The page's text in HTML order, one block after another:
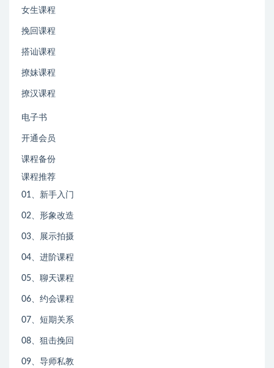
女生课程
挽回课程
搭讪课程
撩妹课程
撩汉课程
电子书
开通会员
课程备份
课程推荐
01、新手入门
02、形象改造
03、展示拍摄
04、进阶课程
05、聊天课程
06、约会课程
07、短期关系
08、狙击挽回
09、导师私教